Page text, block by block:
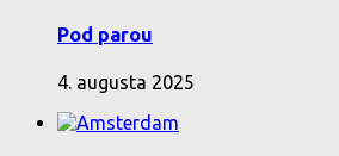
Pod parou
4. augusta 2025